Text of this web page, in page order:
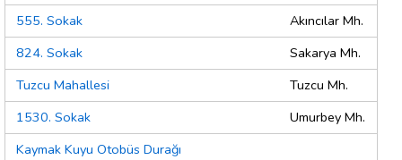
555. Sokak
Akıncılar Mh.
824. Sokak
Sakarya Mh.
Tuzcu Mahallesi
Tuzcu Mh.
1530. Sokak
Umurbey Mh.
Kaymak Kuyu Otobüs Durağı